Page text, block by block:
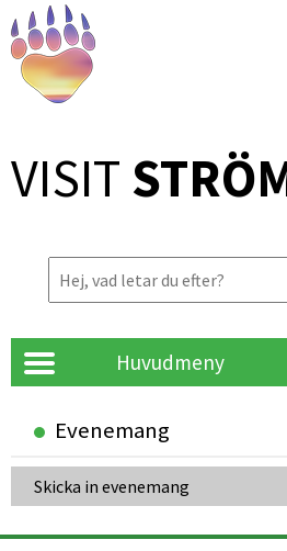
VISIT
Huvudmeny
Evenemang
Skicka in evenemang